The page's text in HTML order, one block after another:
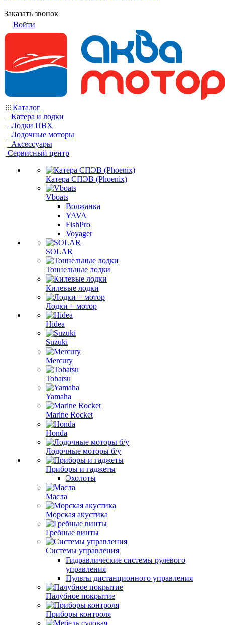
Заказать звонок
Войти
Каталог
Катера и лодки
Лодки ПВХ
Лодочные моторы
Аксессуары
Сервисный центр
Катера СПЭВ (Phoenix)
Vboats
Волжанка
YAVA
FishPro
Voyager
SOLAR
Тоннельные лодки
Килевые лодки
Лодки + мотор
Hidea
Suzuki
Mercury
Tohatsu
Yamaha
Marine Rocket
Honda
Лодочные моторы б/у
Приборы и гаджеты
Эхолоты
Масла
Морская акустика
Гребные винты
Системы управления
Гидравлические системы рулевого
управления
Пульты дистанционного управления
Палубное покрытие
Приборы контроля